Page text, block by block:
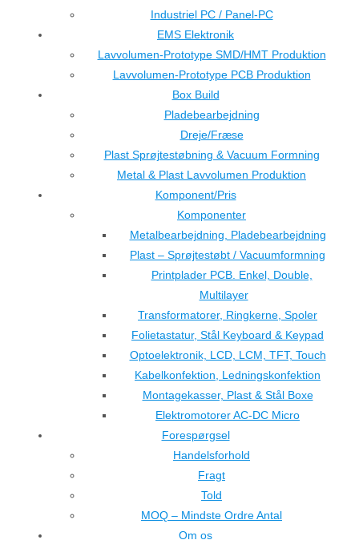
Industriel PC / Panel-PC
EMS Elektronik
Lavvolumen-Prototype SMD/HMT Produktion
Lavvolumen-Prototype PCB Produktion
Box Build
Pladebearbejdning
Dreje/Fræse
Plast Sprøjtestøbning & Vacuum Formning
Metal & Plast Lavvolumen Produktion
Komponent/Pris
Komponenter
Metalbearbejdning, Pladebearbejdning
Plast – Sprøjtestøbt / Vacuumformning
Printplader PCB. Enkel, Double,
Multilayer
Transformatorer, Ringkerne, Spoler
Folietastatur, Stål Keyboard & Keypad
Optoelektronik, LCD, LCM, TFT, Touch
Kabelkonfektion, Ledningskonfektion
Montagekasser, Plast & Stål Boxe
Elektromotorer AC-DC Micro
Forespørgsel
Handelsforhold
Fragt
Told
MOQ – Mindste Ordre Antal
Om os